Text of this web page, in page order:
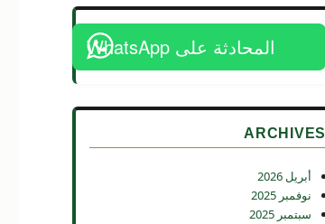
المحادثة على WhatsApp
ARCHIVES
أبريل 2026
نوفمبر 2025
سبتمبر 2025